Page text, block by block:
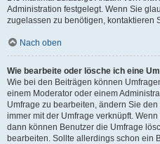
Administration festgelegt. Wenn Sie
zugelassen zu benötigen, kontaktieren
Nach oben
Wie bearbeite oder lösche ich eine
Wie bei den Beiträgen können
einem Moderator oder einem
Umfrage zu bearbeiten, ändern Sie
immer mit der Umfrage verknüpft.
dann können Benutzer die Umfrage
bearbeiten. Sollte allerdings schon ein